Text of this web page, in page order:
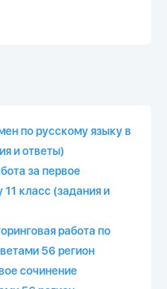
по русскому языку в
и ответы)
за первое
класс (задания и
работа по
56 регион
сочинение